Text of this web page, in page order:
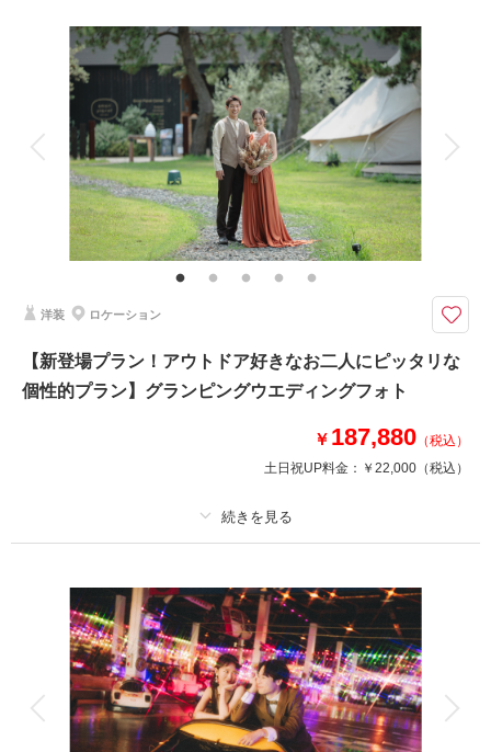
来店・オンライン を確認する
撮影料 新婦衣装1着 新郎衣装1着
着付け ヘアメイク 小物一式
アルバム データ 200 カット 台紙付写真
衣装追加 会食 挙式
家族と撮影 家族用衣装レンタル ペットと撮影
その他含むもの
ヘアメイクアテンド / ライブレタッチ
ご両家の皆様で新郎新婦様を囲みながら、家族団らんのひとときをお過ごし
家族フォトウェディングは、ご家族と記念写真を撮る時間も含めて、大切な
思い出を残すことができるプラン。
ウェディングフォト専門のフォトグラファーが大切に撮影させていただきま
す。
今なら土日祝日UP料金無料の他にも、選べる特典ご用意してます♡
洋装 ロケーション
【新登場プラン！アウトドア好きなお二人にピッタリな
個性的プラン】グランピングウエディングフォト
￥ 187,880 （税込）
土日祝UP料金： ￥22,000 （税込）
撮影料 新婦衣装1着 新郎衣装1着
着付け ヘアメイク 小物一式
アルバム データ 200 カット 台紙付写真
衣装追加 会食 挙式
家族と撮影 家族用衣装レンタル ペットと撮影